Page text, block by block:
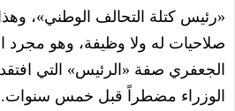
«رئيس كتلة التحالف الوطني»،
صلاحيات له ولا وظيفة، وهو مجرد
الجعفري صفة «الرئيس» التي
الوزراء مضطراً قبل خمس